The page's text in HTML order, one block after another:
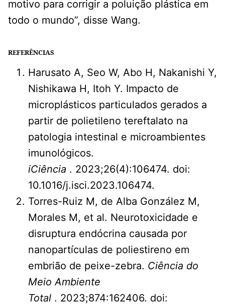
motivo para corrigir a poluição plástica em
todo o mundo”, disse Wang.
REFERÊNCIAS
Harusato A, Seo W, Abo H, Nakanishi Y,
Nishikawa H, Itoh Y. Impacto de
microplásticos particulados gerados a
partir de polietileno tereftalato na
patologia intestinal e microambientes
imunológicos.
iCiência . 2023;26(4):106474. doi:
10.1016/j.isci.2023.106474.
Torres-Ruiz M, de Alba González M,
Morales M, et al. Neurotoxicidade e
disruptura endócrina causada por
nanopartículas de poliestireno em
embrião de peixe-zebra. Ciência do
Meio Ambiente
Total . 2023;874:162406. doi: